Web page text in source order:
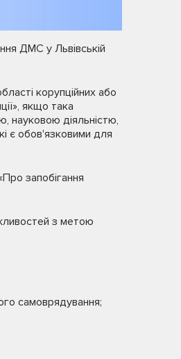
ДМС у Львівській
корупційних або
якщо така
науковою діяльністю,
є обов'язковими для
запобігання
з метою
самоврядування;